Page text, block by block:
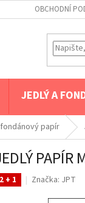
OBCHODNÍ
JEDLÝ A
papír
PAPÍR
2 + 1 Značka: JPT